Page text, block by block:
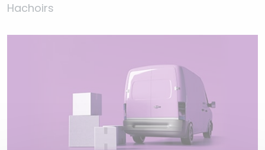
Hachoirs